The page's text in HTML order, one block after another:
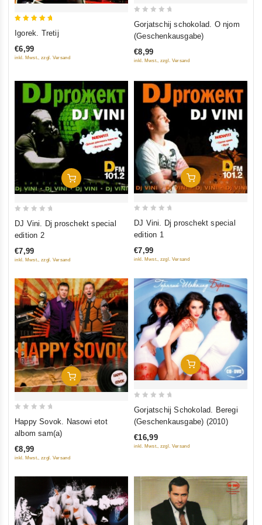
out of 5
Igorek. Tretij
€6,99
inkl. Mwst., zzgl. Versand
out
5
Gorjatschij schokolad. O njom
(Geschenkausgabe)
€8,99
inkl. Mwst., zzgl. Versand
In Den Warenkorb
5
DJ Vini. Dj proschekt special
edition 2
€7,99
inkl. Mwst., zzgl. Versand
In Den Warenkorb
5
DJ Vini. Dj proschekt special
edition 1
€7,99
inkl. Mwst., zzgl. Versand
In Den Warenkorb
out
5
Happy Sovok. Nasowi etot
albom sam(a)
€8,99
inkl. Mwst., zzgl. Versand
In Den Warenkorb
out
5
Gorjatschij Schokolad. Beregi
(Geschenkausgabe) (2010)
€16,99
inkl. Mwst., zzgl. Versand